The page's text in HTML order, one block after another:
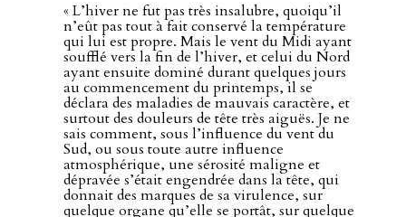
« L’hiver ne fut pas très insalubre, quoiqu’il
n’eût pas tout à fait conservé la température
qui lui est propre. Mais le vent du Midi ayant
soufflé vers la fin de l’hiver, et celui du Nord
ayant ensuite dominé durant quelques jours
au commencement du printemps, il se
déclara des maladies de mauvais caractère, et
surtout des douleurs de tête très aiguës. Je ne
sais comment, sous l’influence du vent du
Sud, ou sous toute autre influence
atmosphérique, une sérosité maligne et
dépravée s’était engendrée dans la tête, qui
donnait des marques de sa virulence, sur
quelque organe qu’elle se portât, sur quelque